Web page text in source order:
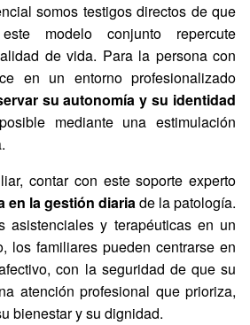
somos testigos directos de que
modelo conjunto repercute
de vida. Para la persona con
en un entorno profesionalizado
su autonomía y su identidad
mediante una estimulación
contar con este soporte experto
en la gestión diariade la patología.
asistenciales y terapéuticas en un
los familiares pueden centrarse en
con la seguridad de que su
atención profesional que prioriza,
bienestar y su dignidad.